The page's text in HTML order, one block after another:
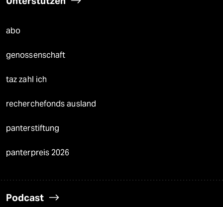
abo
genossenschaft
taz zahl ich
recherchefonds ausland
panterstiftung
panterpreis 2026
Podcast